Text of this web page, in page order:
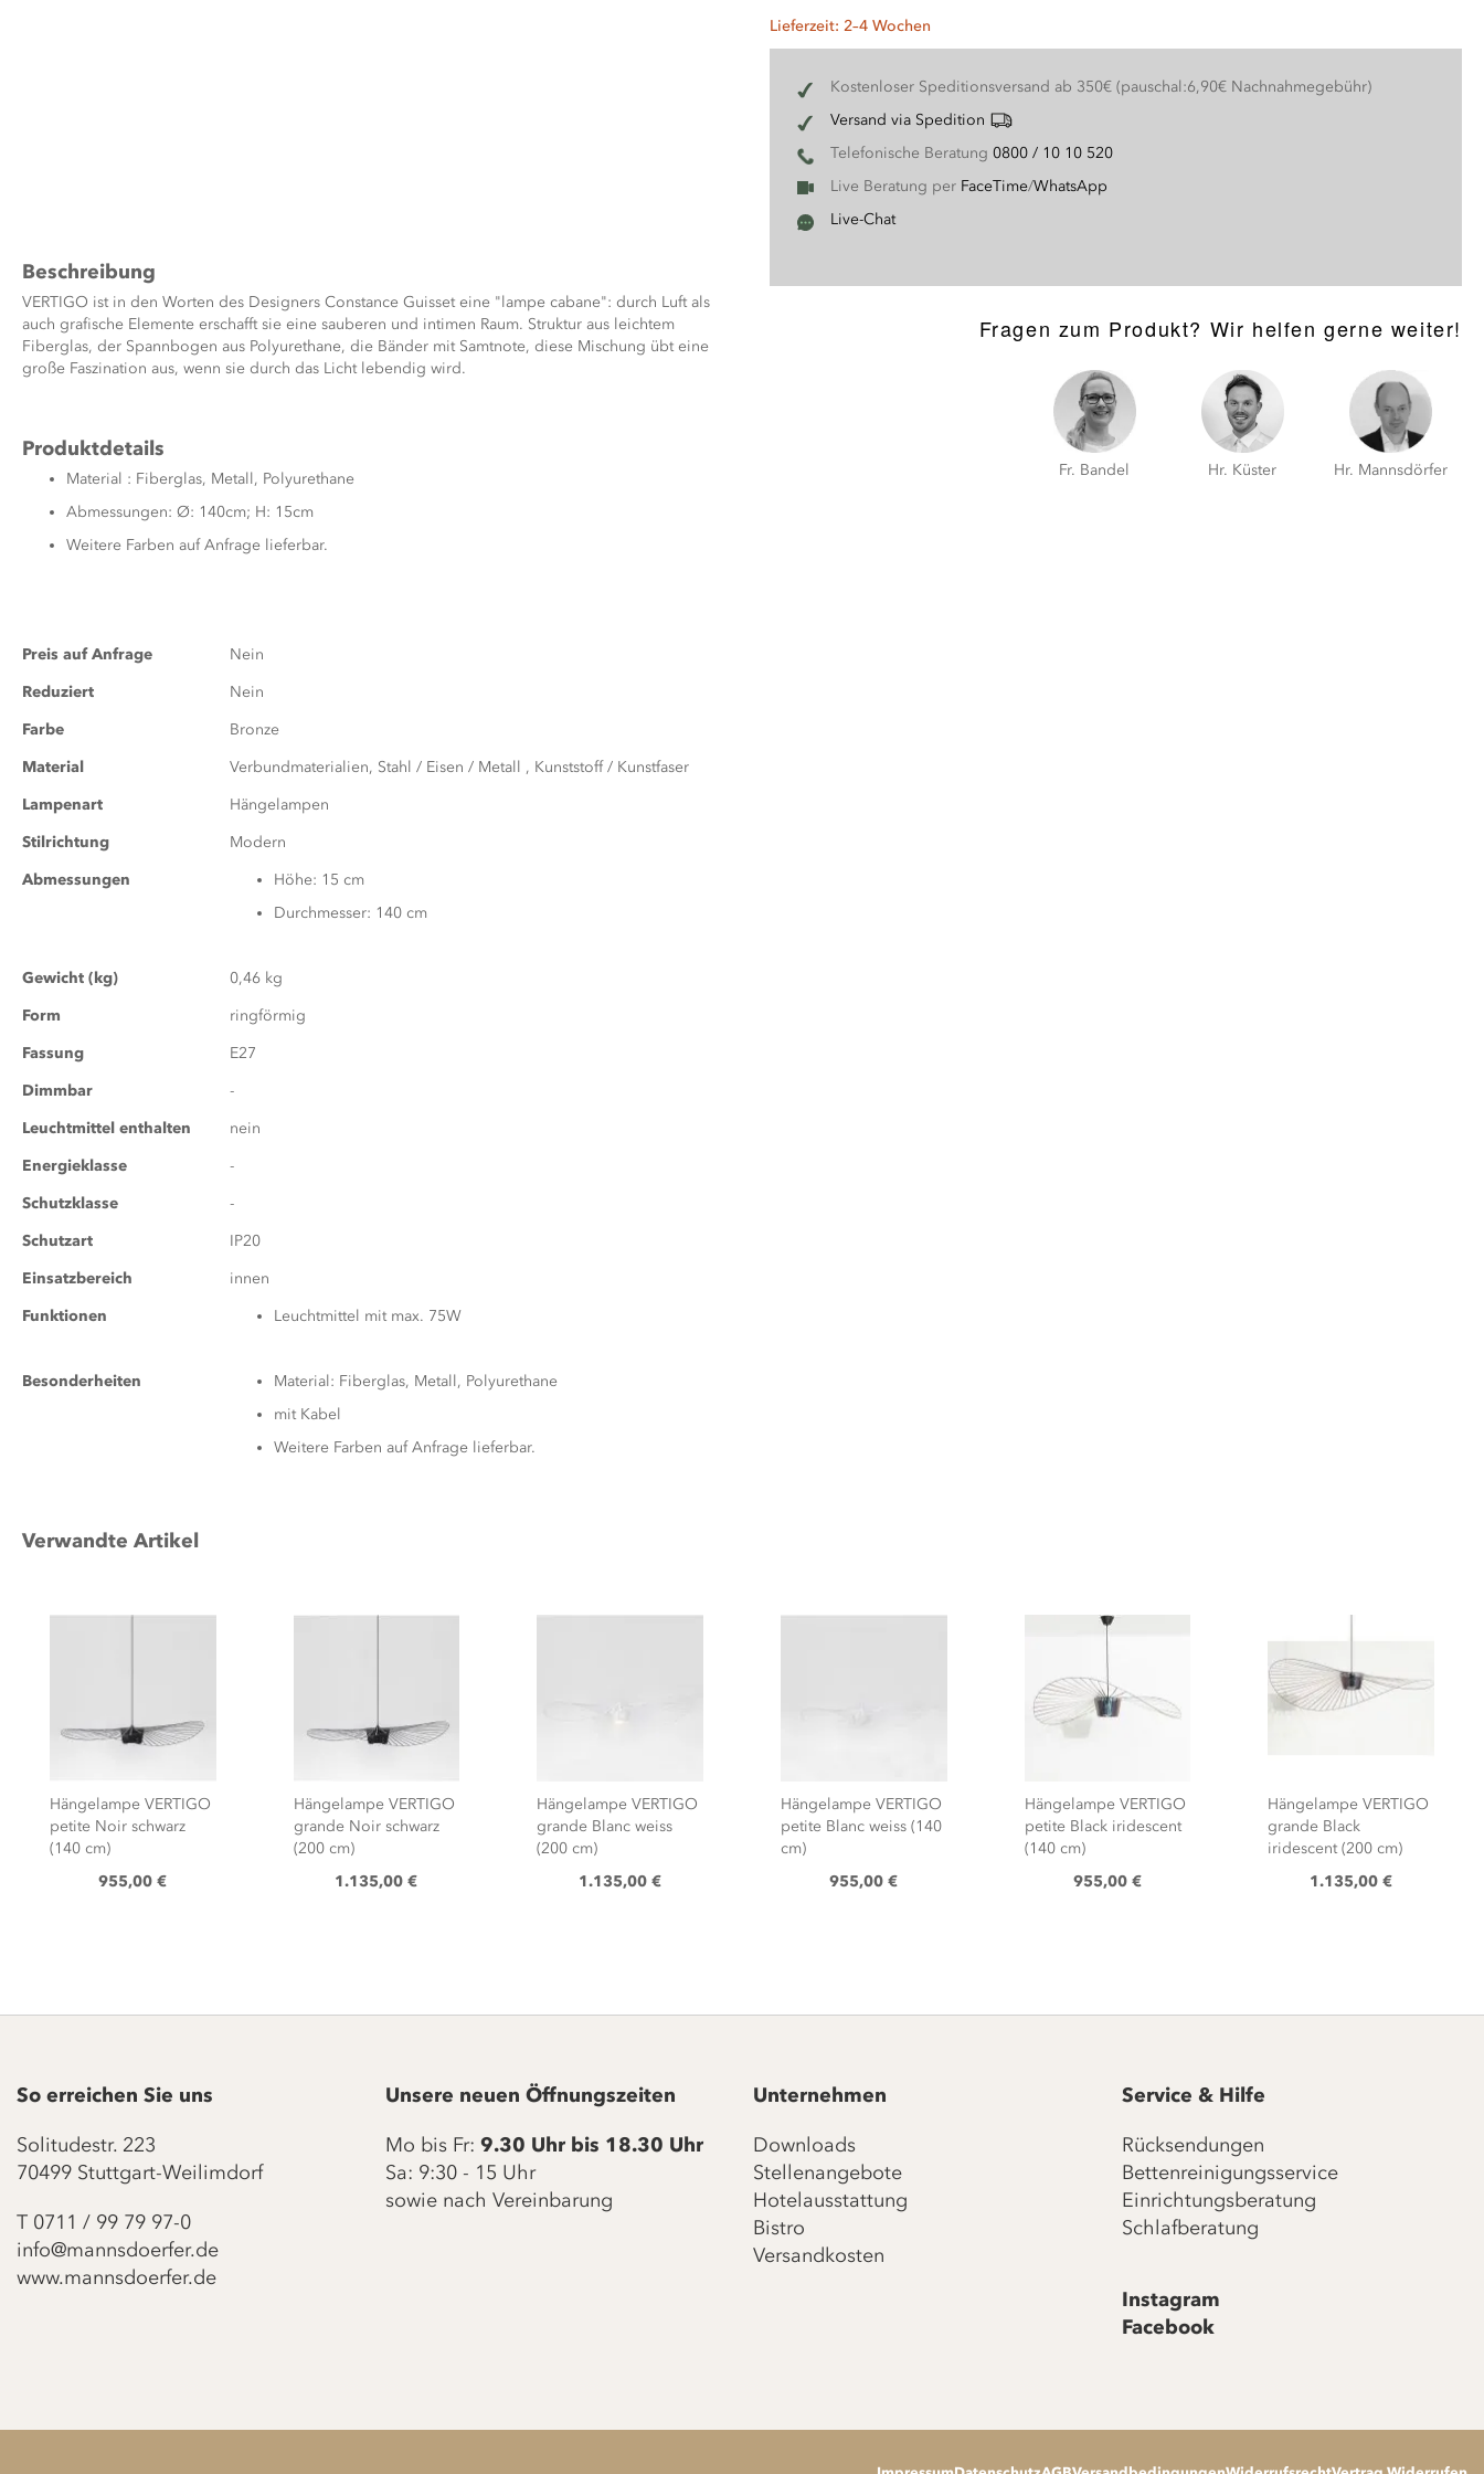
springen
Lieferzeit: 2–4 Wochen
Kostenloser Speditionsversand ab 350€ (pauschal:6,90€ Nachnahmegebühr)
Versand via Spedition
Telefonische Beratung 0800 / 10 10 520
Live Beratung per FaceTime/WhatsApp
Live-Chat
Fragen zum Produkt? Wir helfen gerne weiter!
Fr. Bandel Hr. Küster Hr. Mannsdörfer
Beschreibung
VERTIGO ist in den Worten des Designers Constance Guisset eine "lampe cabane": durch Luft als
auch grafische Elemente erschafft sie eine sauberen und intimen Raum. Struktur aus leichtem
Fiberglas, der Spannbogen aus Polyurethane, die Bänder mit Samtnote, diese Mischung übt eine
große Faszination aus, wenn sie durch das Licht lebendig wird.
Produktdetails
Material : Fiberglas, Metall, Polyurethane
Abmessungen: Ø: 140cm; H: 15cm
Weitere Farben auf Anfrage lieferbar.
Zusatzinformationen
Preis auf Anfrage
Nein
Reduziert
Nein
Farbe
Bronze
Material
Verbundmaterialien, Stahl / Eisen / Metall , Kunststoff / Kunstfaser
Lampenart
Hängelampen
Stilrichtung
Modern
Abmessungen
Höhe: 15 cm
Durchmesser: 140 cm
Gewicht (kg)
0,46 kg
Form
ringförmig
Fassung
E27
Dimmbar
-
Leuchtmittel enthalten
nein
Energieklasse
-
Schutzklasse
-
Schutzart
IP20
Einsatzbereich
innen
Funktionen
Leuchtmittel mit max. 75W
Besonderheiten
Material: Fiberglas, Metall, Polyurethane
mit Kabel
Weitere Farben auf Anfrage lieferbar.
Verwandte Artikel
Hängelampe VERTIGO
grande Noir schwarz
(200 cm)
1.135,00 €
Hängelampe VERTIGO
grande Blanc weiss
(200 cm)
1.135,00 €
Hängelampe VERTIGO
petite Blanc weiss (140
cm)
955,00 €
Hängelampe VERTIGO
petite Black iridescent
(140 cm)
955,00 €
Hängelampe VERTIGO
grande Black
iridescent (200 cm)
1.135,00 €
Hängelampe VERTIGO
petite cobalt blau (140
cm)
955,00 €
So erreichen Sie uns
Solitudestr. 223
70499 Stuttgart-Weilimdorf
T 0711 / 99 79 97-0
info@mannsdoerfer.de
www.mannsdoerfer.de
Unsere neuen Öffnungszeiten
Mo bis Fr: 9.30 Uhr bis 18.30 Uhr
Sa: 9:30 - 15 Uhr
sowie nach Vereinbarung
Unternehmen
Downloads
Stellenangebote
Hotelausstattung
Bistro
Versandkosten
Service & Hilfe
Rücksendungen
Bettenreinigungsservice
Einrichtungsberatung
Schlafberatung
Instagram
Facebook